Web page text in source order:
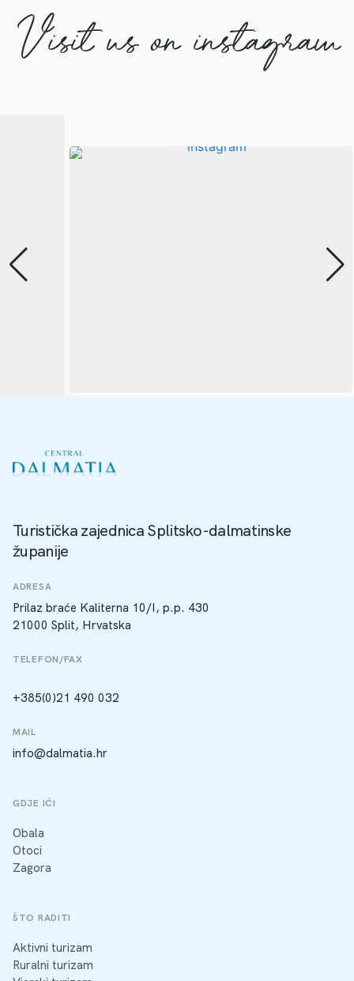
Visit us on instagram
Turistička zajednica Splitsko-dalmatinske
županije
ADRESA
Prilaz braće Kaliterna 10/I, p.p. 430
21000 Split, Hrvatska
TELEFON/FAX
+385(0)21 490 032
MAIL
info@dalmatia.hr
GDJE IĆI
Obala
Otoci
Zagora
ŠTO RADITI
Aktivni turizam
Ruralni turizam